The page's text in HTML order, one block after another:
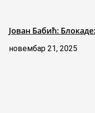
Јован Бабић:
новембар 21, 2025